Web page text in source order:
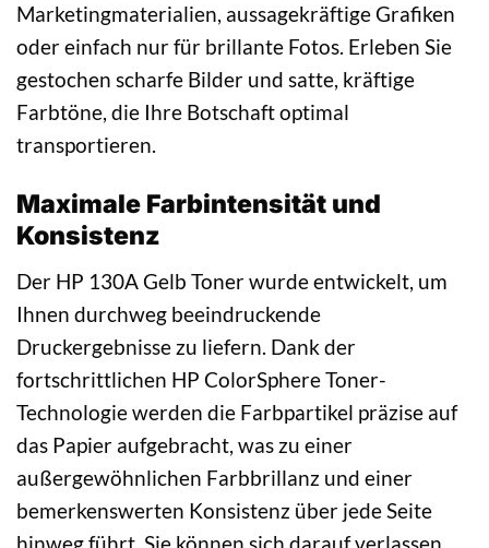
Marketingmaterialien, aussagekräftige Grafiken
oder einfach nur für brillante Fotos. Erleben Sie
gestochen scharfe Bilder und satte, kräftige
Farbtöne, die Ihre Botschaft optimal
transportieren.
Maximale Farbintensität und
Konsistenz
Der HP 130A Gelb Toner wurde entwickelt, um
Ihnen durchweg beeindruckende
Druckergebnisse zu liefern. Dank der
fortschrittlichen HP ColorSphere Toner-
Technologie werden die Farbpartikel präzise auf
das Papier aufgebracht, was zu einer
außergewöhnlichen Farbbrillanz und einer
bemerkenswerten Konsistenz über jede Seite
hinweg führt. Sie können sich darauf verlassen,